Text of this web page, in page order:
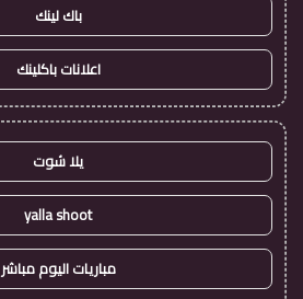
باك لينك
اعلانات باكلينك
يلا شوت
yalla shoot
مباريات اليوم مباشر